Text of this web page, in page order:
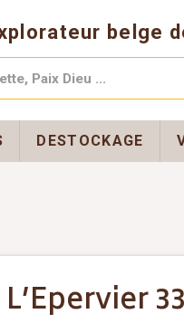
belge
DESTOCKAGE
L’Epervier